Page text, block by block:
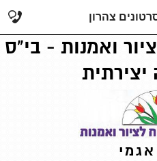
צהרון
ואמנות - בי"ס